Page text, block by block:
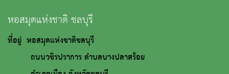
หอสมุดแห่งชาติ ชลบุรี
ที่อยู่ หอสมุดแห่งชาติชลบุรี
ถนนวชิรปราการ ตำบลบางปลาสร้อย